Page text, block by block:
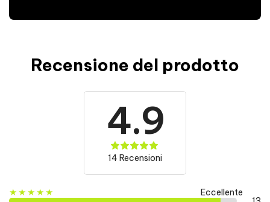
Recensione del prodotto
4.9
14 Recensioni
★★★★★ Eccellente